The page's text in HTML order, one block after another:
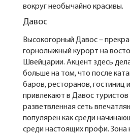
вокруг необычайно красивы.
Давос
Высокогорный Давос –
горнолыжный курорт на
Швейцарии. Акцент здесь
больше на том, что после
баров, ресторанов, гостиниц
привлекают в Давос
разветвленная сеть
популярен как среди
среди настоящих профи. Зона